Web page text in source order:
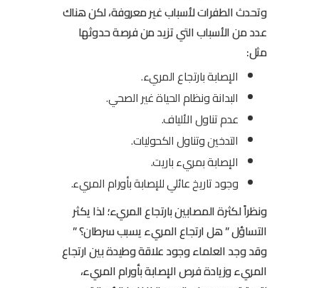
وتحدث الطفرات لأسباب غير معروفة، لكن هناك
عدد من الأسباب التي تزيد من فرصة حدوثها
مثل:
الإصابة بارتجاع المريء.
البدانة ونظام الحياة غير الصحي.
عدم تناول الألياف.
التدخين وتناول الكحوليات.
الإصابة بمريء باريت.
وجود تاريخ عائلي للإصابة بأورام المريء.
ونظراً لكثرة المصابين بارتجاع المريء؛ لذا يكثر
التساؤل ” هل ارتجاع المريء يسبب سرطان؟ ”
وقد وجد العلماء وجود علاقة وطيدة بين ارتجاع
المريء وزيادة فرص الإصابة بأورام المريء،